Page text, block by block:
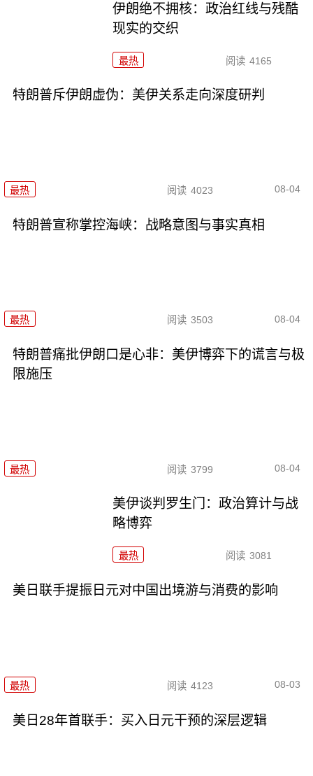
伊朗绝不拥核：政治红线与残酷
现实的交织
最热 阅读 4165
特朗普斥伊朗虚伪：美伊关系走向深度研判
最热 阅读 4023 08-04
特朗普宣称掌控海峡：战略意图与事实真相
最热 阅读 3503 08-04
特朗普痛批伊朗口是心非：美伊博弈下的谎言与极
限施压
最热 阅读 3799 08-04
美伊谈判罗生门：政治算计与战
略博弈
最热 阅读 3081
美日联手提振日元对中国出境游与消费的影响
最热 阅读 4123 08-03
美日28年首联手：买入日元干预的深层逻辑